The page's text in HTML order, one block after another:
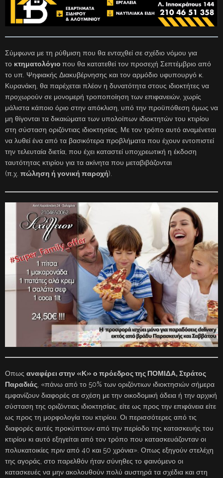
Σύμφωνα με τη ρύθμιση που θα ενταχθεί σε σχέδιο νόμου για
το κτηματολόγιο που θα κατατεθεί τον προσεχή Σεπτέμβριο από
το υπ. Ψηφιακής Διακυβέρνησης και τον αρμόδιο υφυπουργό κ.
Κυρανάκη, θα παρέχεται πλέον η δυνατότητα στους ιδιοκτήτες να
προχωρούν σε μονομερή τροποποίηση των επιφανειών, χωρίς
μάλιστα κάποιο όριο στην απόκλιση, υπό την προϋπόθεση όμως να
μη θίγονται τα δικαιώματα των υπολοίπων ιδιοκτητών του κτιρίου
στη σύσταση οριζόντιας ιδιοκτησίας. Με τον τρόπο αυτό αναμένεται
να λυθεί ένα από τα βασικότερα προβλήματα που έχουν εντοπιστεί
την τελευταία διετία, που έχει καταστεί υποχρεωτική η έκδοση
ταυτότητας κτιρίου για τα ακίνητα που μεταβιβάζονται
(π.χ. πώληση ή γονική παροχή).
Οπως αναφέρει στην «Κ» ο πρόεδρος της ΠΟΜΙΔΑ, Στράτος
Παραδιάς , «πάνω από το 50% των οριζόντιων ιδιοκτησιών σήμερα
εμφανίζουν διαφορές σε σχέση με την οικοδομική άδεια ή την αρχική
σύσταση της οριζόντιας ιδιοκτησίας, είτε ως προς την επιφάνεια είτε
ως προς τη μορφολογία του κτιρίου. Οι περισσότερες από τις
διαφορές αυτές προκύπτουν από την περίοδο της κατασκευής του
κτιρίου κι αυτό εξηγείται από τον τρόπο που κατασκευάζονταν οι
πολυκατοικίες πριν από 40 και 50 χρόνια». Οπως εξηγούν στελέχη
της αγοράς, στο παρελθόν ήταν σύνηθες το φαινόμενο οι
κατασκευές να μην ακολουθούν πολύ αυστηρά τα σχέδια και στη